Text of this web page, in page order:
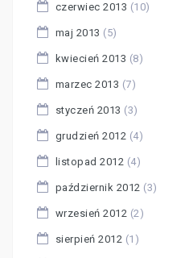
czerwiec 2013 (10)
maj 2013 (5)
kwiecień 2013 (8)
marzec 2013 (7)
styczeń 2013 (3)
grudzień 2012 (4)
listopad 2012 (4)
październik 2012 (3)
wrzesień 2012 (2)
sierpień 2012 (1)